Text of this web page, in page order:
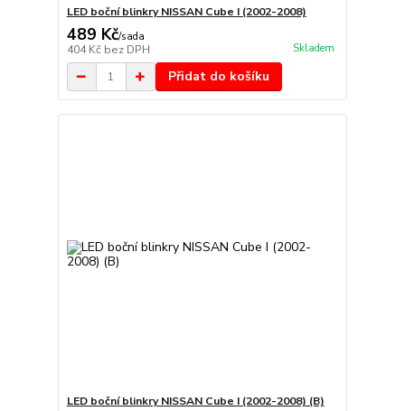
LED boční blinkry NISSAN Cube I (2002-2008)
489 Kč/sada
404 Kč bez DPH Skladem
Přidat do košíku
LED boční blinkry NISSAN Cube I (2002-2008) (B)